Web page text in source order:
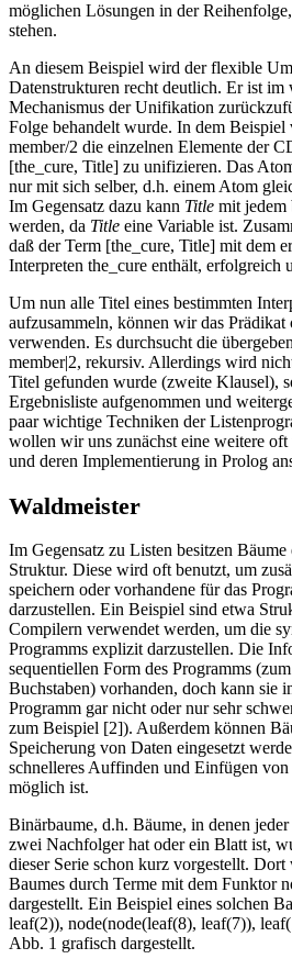
möglichen Lösungen in der
stehen.
An diesem Beispiel wird der flexible
Datenstrukturen recht deutlich. Er ist im
Mechanismus der Unifikation
Folge behandelt wurde. In dem Beispiel
member/2 die einzelnen Elemente der
[the_cure, Title] zu unifizieren. Das
nur mit sich selber, d.h. einem Atom
Im Gegensatz dazu kann Title mit jedem
werden, da Title eine Variable ist.
daß der Term [the_cure, Title] mit dem
Interpreten the_cure enthält, erfolgreich
Um nun alle Titel eines bestimmten
aufzusammeln, können wir das Prädikat
verwenden. Es durchsucht die
member|2, rekursiv. Allerdings wird
Titel gefunden wurde (zweite Klausel),
Ergebnisliste aufgenommen und
paar wichtige Techniken der
wollen wir uns zunächst eine weitere
und deren Implementierung in Prolog
Waldmeister
Im Gegensatz zu Listen besitzen Bäume
Struktur. Diese wird oft benutzt, um
speichern oder vorhandene für das
darzustellen. Ein Beispiel sind etwa
Compilern verwendet werden, um die
Programms explizit darzustellen. Die
sequentiellen Form des Programms
Buchstaben) vorhanden, doch kann sie
Programm gar nicht oder nur sehr
zum Beispiel [2]). Außerdem können
Speicherung von Daten eingesetzt
schnelleres Auffinden und Einfügen
möglich ist.
Binärbaume, d.h. Bäume, in denen
zwei Nachfolger hat oder ein Blatt ist,
dieser Serie schon kurz vorgestellt.
Baumes durch Terme mit dem Funktor
dargestellt. Ein Beispiel eines solchen
leaf(2)), node(node(leaf(8), leaf(7)),
Abb. 1 grafisch dargestellt.